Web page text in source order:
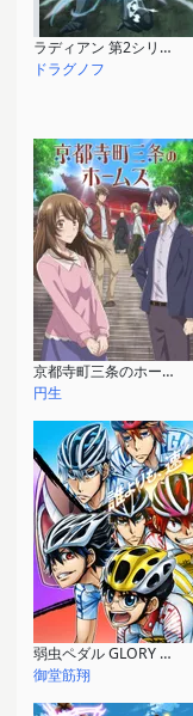
ラディアン 第2シリーズ
ドラグノフ
京都寺町三条のホームズ
円生
弱虫ペダル GLORY LINE
御堂筋翔